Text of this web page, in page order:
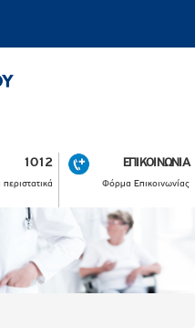
1012 ΕΠΙΚΟΙΝΩΝΙΑ
Φόρμα Επικοινωνίας